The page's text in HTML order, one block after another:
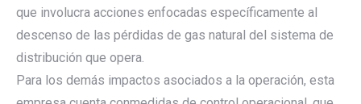
que involucra acciones enfocadas específicamente al
descenso de las pérdidas de gas natural del sistema de
distribución que opera.
Para los demás impactos asociados a la operación, esta